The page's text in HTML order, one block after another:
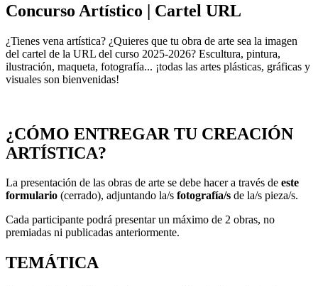
Concurso Artístico | Cartel URL
¿Tienes vena artística? ¿Quieres que tu obra de arte sea la imagen
del cartel de la URL del curso 2025-2026? Escultura, pintura,
ilustración, maqueta, fotografía... ¡todas las artes plásticas, gráficas y
visuales son bienvenidas!
¿CÓMO ENTREGAR TU CREACIÓN
ARTÍSTICA?
La presentación de las obras de arte se debe hacer a través de este
formulario (cerrado), adjuntando la/s fotografía/s de la/s pieza/s.
Cada participante podrá presentar un máximo de 2 obras, no
premiadas ni publicadas anteriormente.
TEMÁTICA